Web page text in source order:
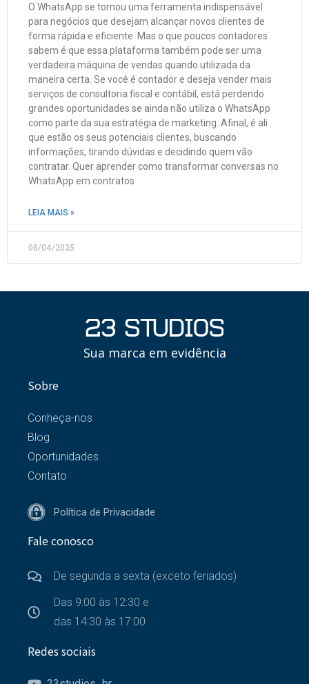
O WhatsApp se tornou uma ferramenta indispensável
para negócios que desejam alcançar novos clientes de
forma rápida e eficiente. Mas o que poucos contadores
sabem é que essa plataforma também pode ser uma
verdadeira máquina de vendas quando utilizada da
maneira certa. Se você é contador e deseja vender mais
serviços de consultoria fiscal e contábil, está perdendo
grandes oportunidades se ainda não utiliza o WhatsApp
como parte da sua estratégia de marketing. Afinal, é ali
que estão os seus potenciais clientes, buscando
informações, tirando dúvidas e decidindo quem vão
contratar. Quer aprender como transformar conversas no
WhatsApp em contratos
LEIA MAIS »
08/04/2025
Sua marca em evidência
Sobre
Conheça-nos
Blog
Oportunidades
Contato
Política de Privacidade
Fale conosco
De segunda a sexta (exceto feriados)
Das 9:00 às 12:30 e
das 14:30 às 17:00
Redes sociais